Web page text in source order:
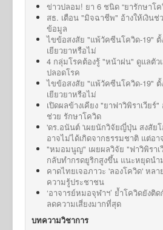
ข่าวปลอม! ยา 6 ชนิด “ยารักษาโ
สธ. เตือน "มิจฉาชีพ" อ้างให้เงินช่
ข้อมูล
ไขข้อสงสัย "แพ้วัคซีนโควิด-19" ตั้
เยียวยาหรือไม่
4 กลุ่มโรคต้องรู้ "หน้าฝน" ดูแลตัว
ปลอดโรค
ไขข้อสงสัย "แพ้วัคซีนโควิด-19" ตั้
เยียวยาหรือไม่
เปิดผลข้างเคียง "ยาฟาวิพิราเวีย
ช่วย รักษาโควิด
'ดร.อนันต์ 'เผยนักวิจัยญี่ปุ่น สงสัย
อาจไม่ได้เกิดจากธรรมชาติ แต่อา
"หมอมนูญ" เผยผลวิจัย "ฟาวิพิราเ
กลับทำกรดยูริกสูงขึ้น แนะหยุดนำ
คาดไทยเจอภาวะ 'ลองโควิด' หล
ความรู้ประชาชน
‘อาจารย์หมอจุฬาฯ’ ย้ำโควิดยัง
ลดความเสี่ยงมากที่สุด
บทความวิชาการ